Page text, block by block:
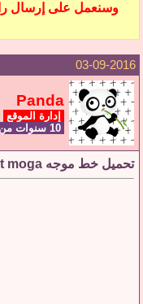
وسنعمل على إرسال
03-09-2016
Panda
إدارة الموقع
تحميل خط موجه Arabic font moga